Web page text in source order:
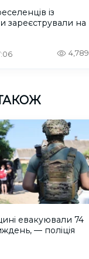
із
зареєстрували на
4,789
евакуювали 74
— поліція